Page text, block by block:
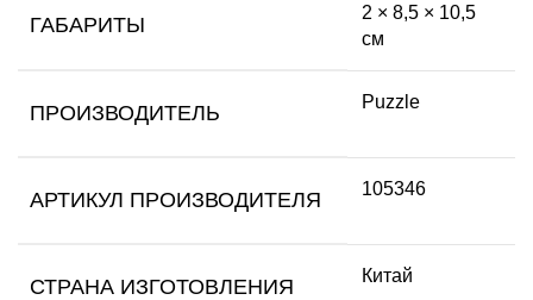
ГАБАРИТЫ
2 × 8,5 × 10,5
см
ПРОИЗВОДИТЕЛЬ Puzzle
АРТИКУЛ ПРОИЗВОДИТЕЛЯ 105346
СТРАНА ИЗГОТОВЛЕНИЯ Китай